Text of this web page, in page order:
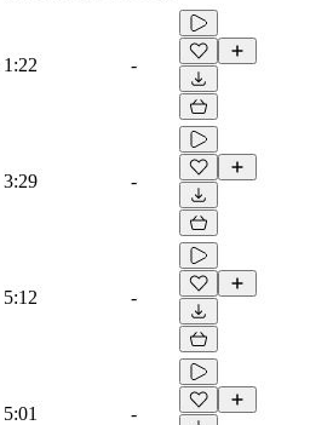
1:22 -
3:29 -
5:12 -
5:01 -